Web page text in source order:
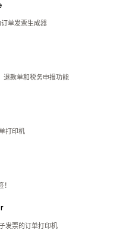
单发票生成器
退款单和税务申报功能
打印机
发票的订单打印机